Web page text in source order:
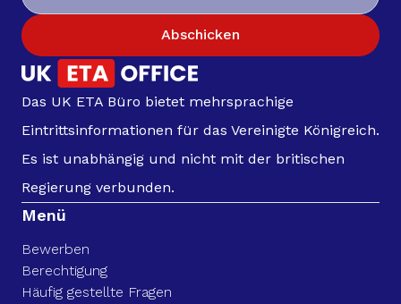
Abschicken
Das UK ETA Büro bietet mehrsprachige
Eintrittsinformationen für das Vereinigte Königreich.
Es ist unabhängig und nicht mit der britischen
Regierung verbunden.
Menü
Bewerben
Berechtigung
Häufig gestellte Fragen